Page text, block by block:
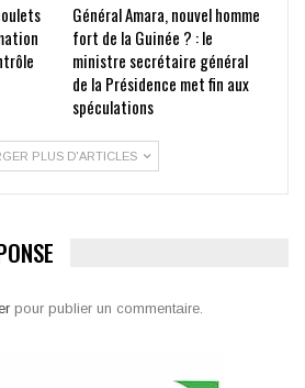
Général Amara, nouvel homme
fort de la Guinée ? : le
ministre secrétaire général
de la Présidence met fin aux
spéculations
PLUS D'ARTICLES
pour publier un commentaire.